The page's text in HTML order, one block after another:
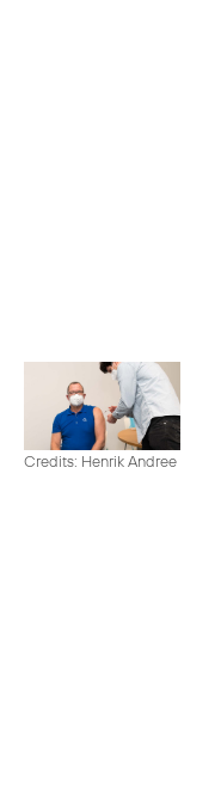
Credits: Henrik Andree